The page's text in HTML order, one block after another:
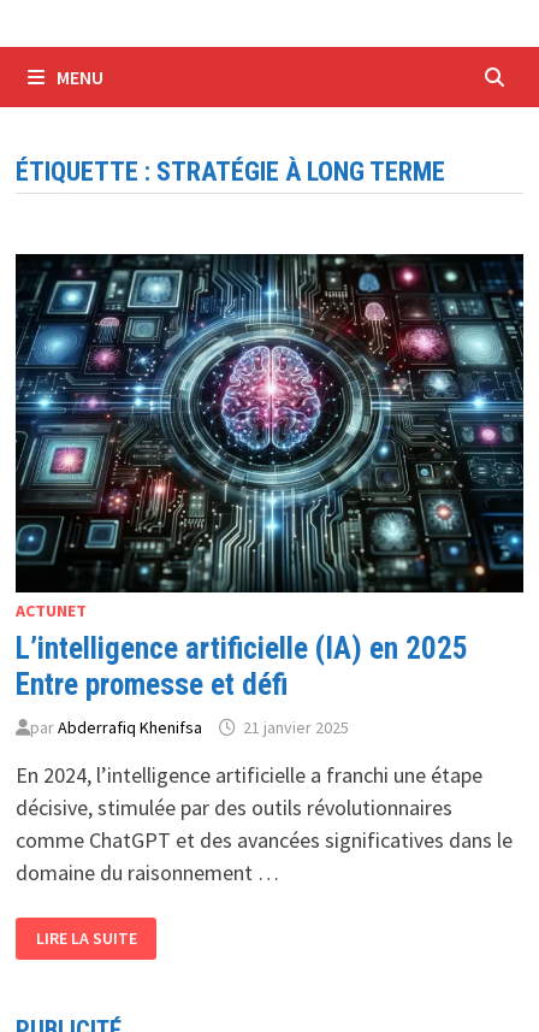
MENU
ÉTIQUETTE : STRATÉGIE À LONG TERME
ACTUNET
L’intelligence artificielle (IA) en 2025
Entre promesse et défi
parAbderrafiq Khenifsa 21 janvier 2025
En 2024, l’intelligence artificielle a franchi une étape
décisive, stimulée par des outils révolutionnaires
comme ChatGPT et des avancées significatives dans le
domaine du raisonnement …
ARTIFICIELLE
(IA)
LIRE LA SUITE